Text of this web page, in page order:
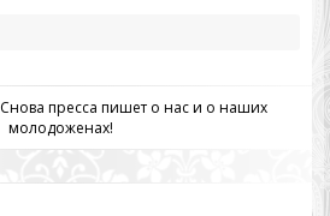
Снова пресса пишет о нас и о наших
молодоженах!